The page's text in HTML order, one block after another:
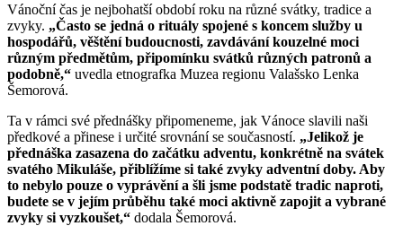
Vánoční čas je nejbohatší období roku na různé svátky, tradice a
zvyky. „Často se jedná o rituály spojené s koncem služby u
hospodářů, věštění budoucnosti, zavdávání kouzelné moci
různým předmětům, připomínku svátků různých patronů a
podobně,“ uvedla etnografka Muzea regionu Valašsko Lenka
Šemorová.
Ta v rámci své přednášky připomeneme, jak Vánoce slavili naši
předkové a přinese i určité srovnání se současností. „Jelikož je
přednáška zasazena do začátku adventu, konkrétně na svátek
svatého Mikuláše, přiblížíme si také zvyky adventní doby. Aby
to nebylo pouze o vyprávění a šli jsme podstatě tradic naproti,
budete se v jejím průběhu také moci aktivně zapojit a vybrané
zvyky si vyzkoušet,“ dodala Šemorová.